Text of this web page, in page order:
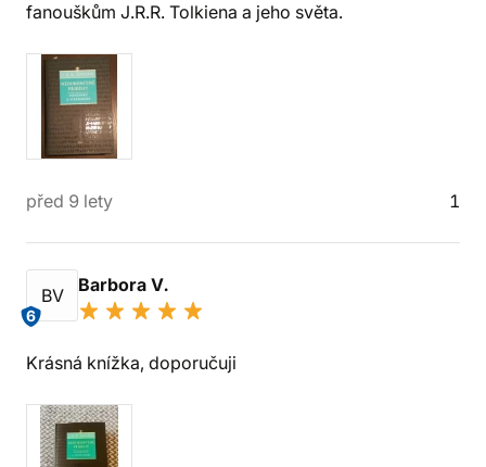
fanouškům J.R.R. Tolkiena a jeho světa.
před 9 lety 1
BV
6
Barbora V.
Krásná knížka, doporučuji